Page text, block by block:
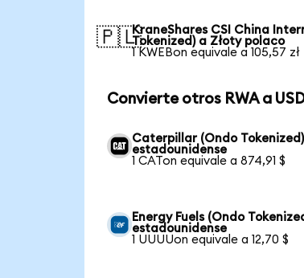
🇵🇱KraneShares CSI China
Tokenized) a Złoty polaco
1 KWEBon equivale a 105,57 zł
Convierte otros RWA a
Caterpillar (Ondo
estadounidense
1 CATon equivale a 874,91 $
Energy Fuels (Ondo
estadounidense
1 UUUUon equivale a 12,70 $